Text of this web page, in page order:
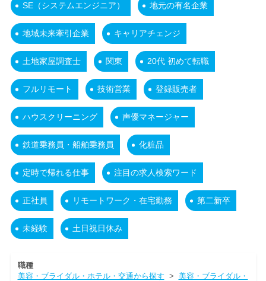
SE（システムエンジニア） 地元の有名企業
地域未来牽引企業 キャリアチェンジ
土地家屋調査士 関東 20代 初めて転職
フルリモート 技術営業 登録販売者
ハウスクリーニング 声優マネージャー
鉄道乗務員・船舶乗務員 化粧品
定時で帰れる仕事 注目の求人検索ワード
正社員 リモートワーク・在宅勤務 第二新卒
未経験 土日祝日休み
職種
美容・ブライダル・ホテル・交通から探す > 美容・ブライダル・